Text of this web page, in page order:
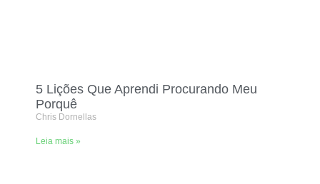
5 Lições Que Aprendi Procurando Meu
Porquê
Chris Dornellas
Leia mais »